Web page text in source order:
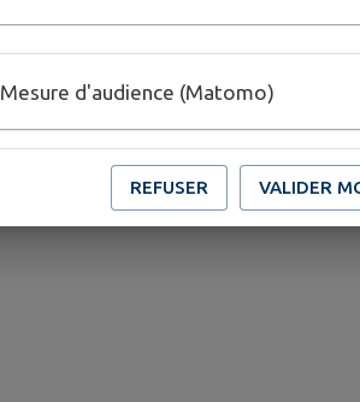
Mesure d'audience (Matomo)
REFUSER VALIDER